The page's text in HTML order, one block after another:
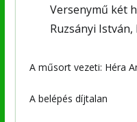
Versenymű két
Ruzsányi
A műsort vezeti: Héra
A belépés díjtalan